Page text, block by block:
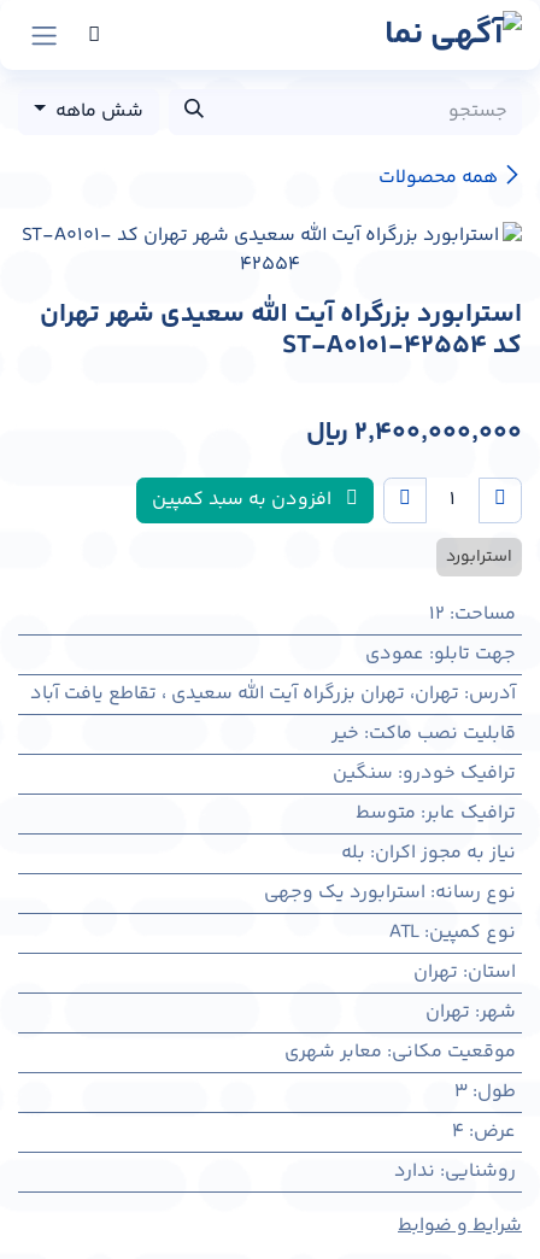
پرش به محتوا
همه محصولات
شش ماهه
استرابورد بزرگراه آیت الله سعیدی شهر تهران
کد ST-A0101-42554
2,400,000,000 ﷼
افزودن به سبد کمپین
استرابورد
مساحت:
12
جهت تابلو: عمودی
آدرس: تهران، تهران بزرگراه آیت الله سعیدی ، تقاطع یافت آباد
قابلیت نصب ماکت: خیر
ترافیک خودرو: سنگین
ترافیک عابر: متوسط
نیاز به مجوز اکران: بله
نوع رسانه: استرابورد یک وجهی
نوع کمپین:
ATL
استان: تهران
شهر: تهران
موقعیت مکانی: معابر شهری
طول:
3
عرض:
4
روشنایی: ندارد
شرایط و ضوابط